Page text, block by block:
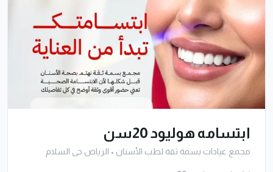
ابتسامه هوليود 20سن
مجمع عيادات بسمة ثقة لطب الأسنان • الرياض حى السلام